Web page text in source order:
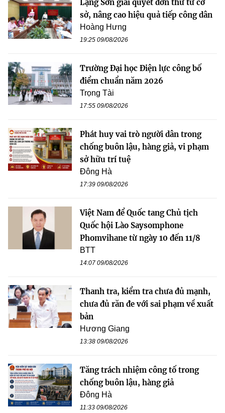
Lạng Sơn giải quyết đơn thư từ cơ
sở, nâng cao hiệu quả tiếp công dân
Hoàng Hưng
19:25 09/08/2026
Trường Đại học Điện lực công bố
điểm chuẩn năm 2026
Trọng Tài
17:55 09/08/2026
Phát huy vai trò người dân trong
chống buôn lậu, hàng giả, vi phạm
sở hữu trí tuệ
Đông Hà
17:39 09/08/2026
Việt Nam để Quốc tang Chủ tịch
Quốc hội Lào Saysomphone
Phomvihane từ ngày 10 đến 11/8
BTT
14:07 09/08/2026
Thanh tra, kiểm tra chưa đủ mạnh,
chưa đủ răn đe với sai phạm về xuất
bản
Hương Giang
13:38 09/08/2026
Tăng trách nhiệm công tố trong
chống buôn lậu, hàng giả
Đông Hà
11:33 09/08/2026